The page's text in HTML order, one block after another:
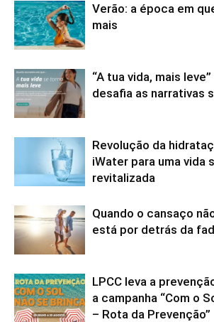
Verão: a época em
mais
“A tua vida, mais
desafia as narrativas
Revolução da
iWater para uma vida
revitalizada
Quando o cansaço
está por detrás da
LPCC leva a
a campanha “Com o
– Rota da Prevenção”